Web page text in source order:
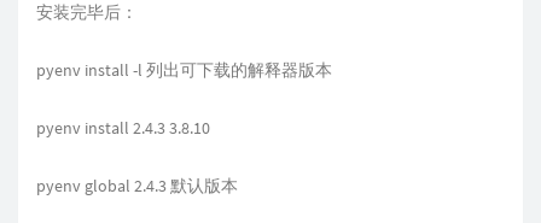
安装完毕后：
pyenv install -l 列出可下载的解释器版本
pyenv install 2.4.3 3.8.10
pyenv global 2.4.3 默认版本